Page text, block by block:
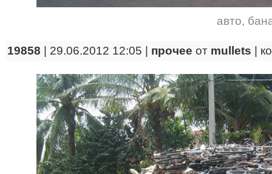
авто,
19858 | 29.06.2012 12:05 | прочее от mullets